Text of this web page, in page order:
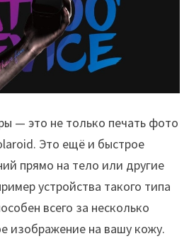
— это не только печать фото
Это ещё и быстрое
прямо на тело или другие
устройства такого типа
всего за несколько
изображение на вашу кожу.